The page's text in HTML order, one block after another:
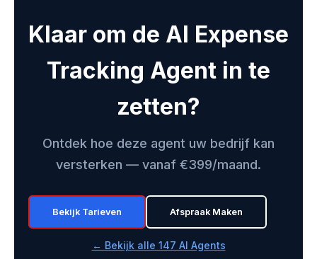
Klaar om de AI Expense
Tracking Agent in te
zetten?
Ontdek hoe deze agent uw bedrijf kan
versterken — vanaf €399/maand.
Bekijk Tarieven Afspraak Maken
← Bekijk alle 147 AI Agents